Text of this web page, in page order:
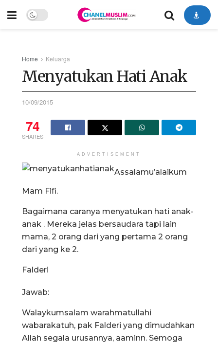
Home Keluarga
Menyatukan Hati Anak
10/09/2015
74
SHARES
ADVERTISEMENT
Assalamu’alaikum
Mam Fifi.
Bagaimana caranya menyatukan hati anak-
anak . Mereka jelas bersaudara tapi lain
mama, 2 orang dari yang pertama 2 orang
dari yang ke 2.
Falderi
Jawab:
Walaykumsalam warahmatullahi
wabarakatuh, pak Falderi yang dimudahkan
Allah segala urusannya, aaminn. Semoga